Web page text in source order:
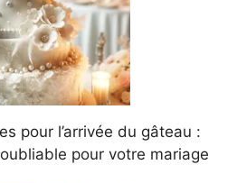
pour l’arrivée du gâteau :
pour votre mariage